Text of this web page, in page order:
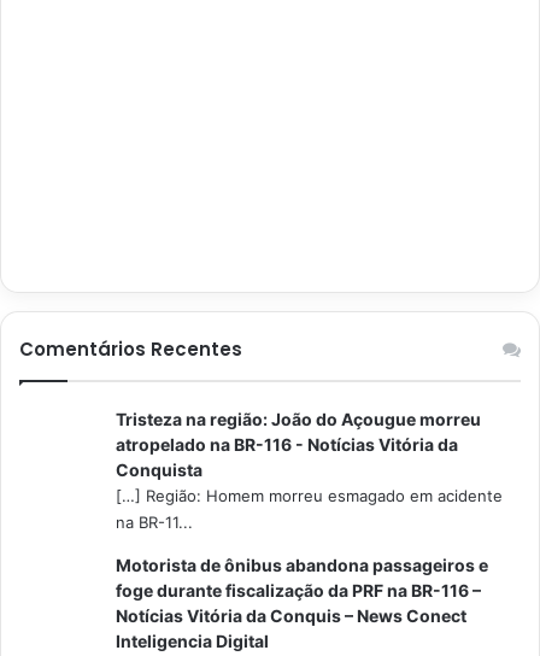
Comentários Recentes
Tristeza na região: João do Açougue morreu
atropelado na BR-116 - Notícias Vitória da
Conquista
[…] Região: Homem morreu esmagado em acidente
na BR-11...
Motorista de ônibus abandona passageiros e
foge durante fiscalização da PRF na BR-116 –
Notícias Vitória da Conquis – News Conect
Inteligencia Digital